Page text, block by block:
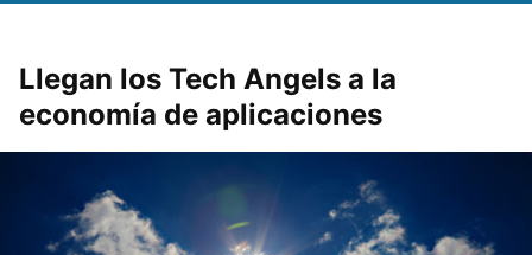
Llegan los Tech Angels a la
economía de aplicaciones